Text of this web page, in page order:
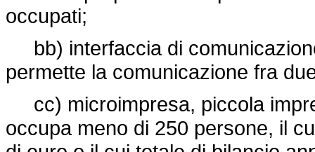
occupati;
bb) interfaccia di
permette la comunicazione fra
cc) microimpresa, piccola
occupa meno di 250 persone, il